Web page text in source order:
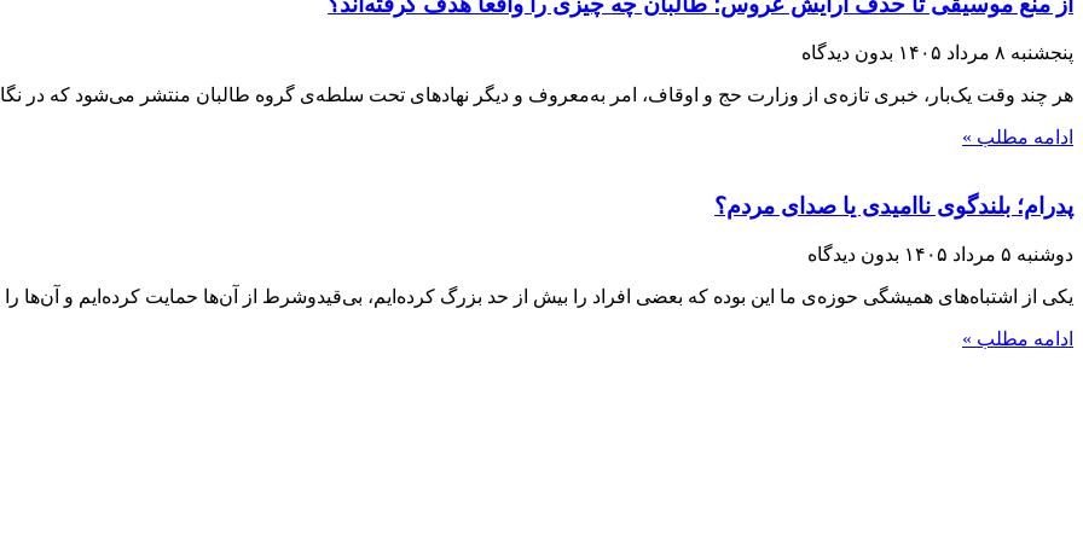
پنجشنبه ۸ مرداد ۱۴۰۵ بدون دیدگاه
هر چند وقت یک‌بار، خبری تازه‌ی از وزارت حج و اوقاف، امر به‌معروف و دیگر نهادهای تحت سلطه‌ی گروه طالبان منتشر می‌شود که در
ادامه مطلب »
پدرام؛ بلندگوی ناامیدی یا صدای مردم؟
دوشنبه ۵ مرداد ۱۴۰۵ بدون دیدگاه
یکی از اشتباه‌های همیشگی حوزه‌ی ما این بوده که بعضی افراد را بیش از حد بزرگ کرده‌ایم، بی‌قیدوشرط از آن‌ها حمایت کرده‌ایم و آن‌ها را
ادامه مطلب »